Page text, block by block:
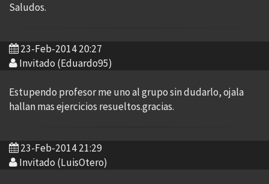
Saludos.
23-Feb-2014 20:27
Invitado (Eduardo95)
Estupendo profesor me uno al grupo sin dudarlo, ojala
hallan mas ejercicios resueltos.gracias.
23-Feb-2014 21:29
Invitado (LuisOtero)